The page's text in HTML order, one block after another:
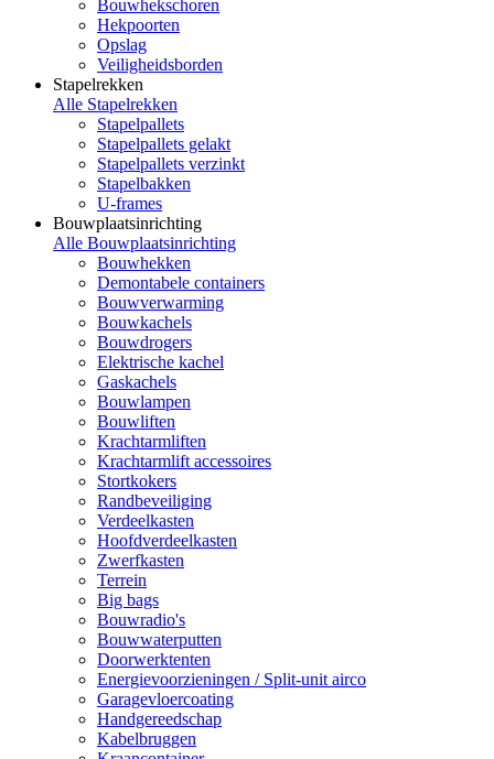
Bouwhekschoren
Hekpoorten
Opslag
Veiligheidsborden
Stapelrekken
Alle Stapelrekken
Stapelpallets
Stapelpallets gelakt
Stapelpallets verzinkt
Stapelbakken
U-frames
Bouwplaatsinrichting
Alle Bouwplaatsinrichting
Bouwhekken
Demontabele containers
Bouwverwarming
Bouwkachels
Bouwdrogers
Elektrische kachel
Gaskachels
Bouwlampen
Bouwliften
Krachtarmliften
Krachtarmlift accessoires
Stortkokers
Randbeveiliging
Verdeelkasten
Hoofdverdeelkasten
Zwerfkasten
Terrein
Big bags
Bouwradio's
Bouwwaterputten
Doorwerktenten
Energievoorzieningen / Split-unit airco
Garagevloercoating
Handgereedschap
Kabelbruggen